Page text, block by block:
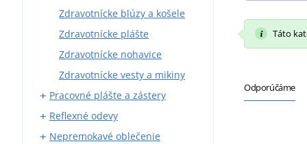
Zástery
Plášte
Košele a blúzy
Kuchárske rondóny
Kuchárske čiapky
Vesty a mikiny
Kravaty
Zdravotnícke blúzy a košele
Zdravotnícke plášte
Zdravotnícke nohavice
Zdravotnícke vesty a mikiny
Pracovné plášte a zástery
Kováčske zástery
Zváračské zástery
Reflexné odevy
Reflexné vesty
Nepremokavé oblečenie
Táto
Odporúčáme